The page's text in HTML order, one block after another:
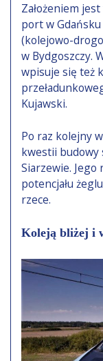
Założeniem
port w
(kolejowo-
w Bydgoszczy.
wpisuje się też
Kujawski.
Po raz kolejny
kwestii budowy
Siarzewie. Jego
potencjału
rzece.
Koleją bliżej i